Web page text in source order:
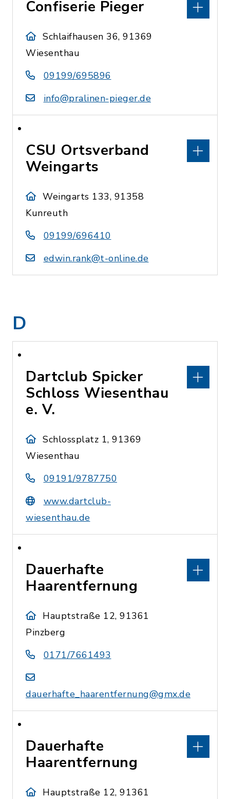
Confiserie Pieger
Schlaifhausen 36, 91369
Wiesenthau
09199/695896
info@pralinen-pieger.de
CSU Ortsverband
Weingarts
Weingarts 133, 91358
Kunreuth
09199/696410
edwin.rank@t-online.de
D
Dartclub Spicker
Schloss Wiesenthau
e. V.
Schlossplatz 1, 91369
Wiesenthau
09191/9787750
www.dartclub-
wiesenthau.de
Dauerhafte
Haarentfernung
Hauptstraße 12, 91361
Pinzberg
0171/7661493
dauerhafte_haarentfernung@gmx.de
Dauerhafte
Haarentfernung
Hauptstraße 12, 91361